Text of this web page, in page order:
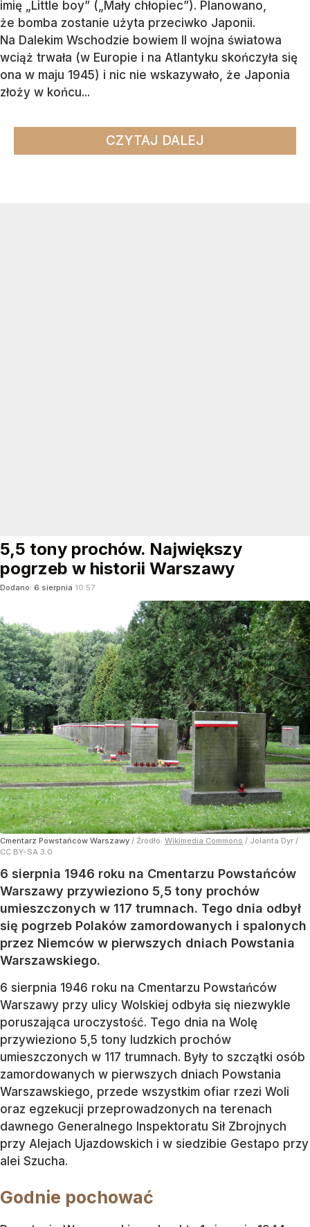
imię „Little boy” („Mały chłopiec”). Planowano,
że bomba zostanie użyta przeciwko Japonii.
Na Dalekim Wschodzie bowiem II wojna światowa
wciąż trwała (w Europie i na Atlantyku skończyła się
ona w maju 1945) i nic nie wskazywało, że Japonia
złoży w końcu...
CZYTAJ DALEJ
5,5 tony prochów. Największy
pogrzeb w historii Warszawy
Dodano: 6 sierpnia 10:57
Cmentarz Powstańców Warszawy / Źródło: Wikimedia Commons / Jolanta Dyr /
CC BY-SA 3.0
6 sierpnia 1946 roku na Cmentarzu Powstańców
Warszawy przywieziono 5,5 tony prochów
umieszczonych w 117 trumnach. Tego dnia odbył
się pogrzeb Polaków zamordowanych i spalonych
przez Niemców w pierwszych dniach Powstania
Warszawskiego.
6 sierpnia 1946 roku na Cmentarzu Powstańców
Warszawy przy ulicy Wolskiej odbyła się niezwykle
poruszająca uroczystość. Tego dnia na Wolę
przywieziono 5,5 tony ludzkich prochów
umieszczonych w 117 trumnach. Były to szczątki osób
zamordowanych w pierwszych dniach Powstania
Warszawskiego, przede wszystkim ofiar rzezi Woli
oraz egzekucji przeprowadzonych na terenach
dawnego Generalnego Inspektoratu Sił Zbrojnych
przy Alejach Ujazdowskich i w siedzibie Gestapo przy
alei Szucha.
Godnie pochować